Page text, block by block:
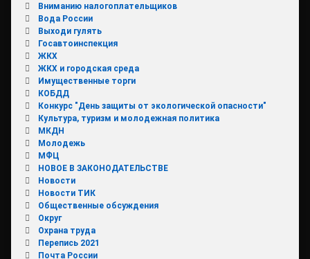
Вниманию налогоплательщиков
Вода России
Выходи гулять
Госавтоинспекция
ЖКХ
ЖКХ и городская среда
Имущественные торги
КОБДД
Конкурс "День защиты от экологической опасности"
Культура, туризм и молодежная политика
МКДН
Молодежь
МФЦ
НОВОЕ В ЗАКОНОДАТЕЛЬСТВЕ
Новости
Новости ТИК
Общественные обсуждения
Округ
Охрана труда
Перепись 2021
Почта России